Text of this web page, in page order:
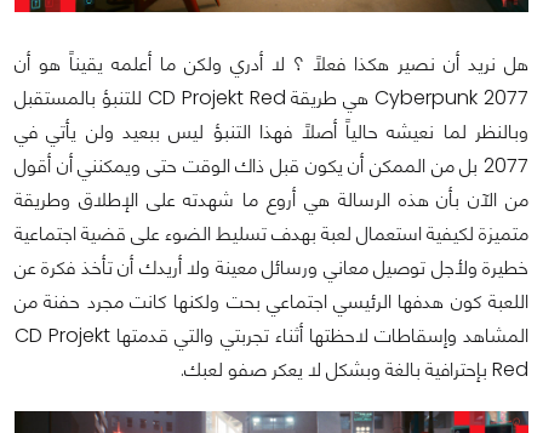
هل نريد أن نصير هكذا فعلاً ؟ لا أدري ولكن ما أعلمه يقيناً هو أن
Cyberpunk 2077 هي طريقة CD Projekt Red للتنبؤ بالمستقبل
وبالنظر لما نعيشه حالياً أصلاً فهذا التنبؤ ليس ببعيد ولن يأتي في
2077 بل من الممكن أن يكون قبل ذاك الوقت حتى ويمكنني أن أقول
من الآن بأن هذه الرسالة هي أروع ما شهدته على الإطلاق وطريقة
متميزة لكيفية استعمال لعبة بهدف تسليط الضوء على قضية اجتماعية
خطيرة ولأجل توصيل معاني ورسائل معينة ولا أريدك أن تأخذ فكرة عن
اللعبة كون هدفها الرئيسي اجتماعي بحت ولكنها كانت مجرد حفنة من
المشاهد وإسقاطات لاحظتها أثناء تجربتي والتي قدمتها CD Projekt
Red بإحترافية بالغة وبشكل لا يعكر صفو لعبك.